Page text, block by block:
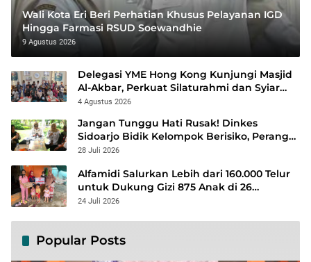
Wali Kota Eri Beri Perhatian Khusus Pelayanan IGD
Hingga Farmasi RSUD Soewandhie
9 Agustus 2026
Delegasi YME Hong Kong Kunjungi Masjid
Al-Akbar, Perkuat Silaturahmi dan Syiar
Islam Rahmatan Lil ‘Alamin
4 Agustus 2026
Jangan Tunggu Hati Rusak! Dinkes
Sidoarjo Bidik Kelompok Berisiko, Perang
Terbuka Lawan Hepatitis
28 Juli 2026
Alfamidi Salurkan Lebih dari 160.000 Telur
untuk Dukung Gizi 875 Anak di 26
Kabupaten/Kota
24 Juli 2026
Popular Posts